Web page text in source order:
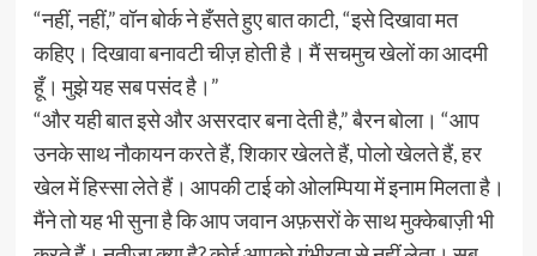
“नहीं, नहीं,” वॉन बोर्क ने हँसते हुए बात काटी, “इसे दिखावा मत
कहिए। दिखावा बनावटी चीज़ होती है। मैं सचमुच खेलों का आदमी
हूँ। मुझे यह सब पसंद है।”
“और यही बात इसे और असरदार बना देती है,” बैरन बोला। “आप
उनके साथ नौकायन करते हैं, शिकार खेलते हैं, पोलो खेलते हैं, हर
खेल में हिस्सा लेते हैं। आपकी टाई को ओलम्पिया में इनाम मिलता है।
मैंने तो यह भी सुना है कि आप जवान अफ़सरों के साथ मुक्केबाज़ी भी